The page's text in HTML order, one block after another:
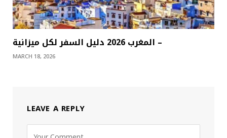
المغرب 2026 دليل السفر لكل ميزانية –
MARCH 18, 2026
LEAVE A REPLY